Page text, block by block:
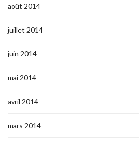
août 2014
juillet 2014
juin 2014
mai 2014
avril 2014
mars 2014